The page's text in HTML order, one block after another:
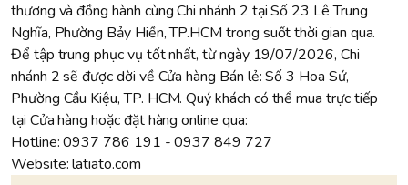
thương và đồng hành cùng Chi nhánh 2 tại Số 23 Lê Trung
Nghĩa, Phường Bảy Hiền, TP.HCM trong suốt thời gian qua.
Để tập trung phục vụ tốt nhất, từ ngày 19/07/2026, Chi
nhánh 2 sẽ được dời về Cửa hàng Bán lẻ: Số 3 Hoa Sứ,
Phường Cầu Kiệu, TP. HCM. Quý khách có thể mua trực tiếp
tại Cửa hàng hoặc đặt hàng online qua:
Hotline: 0937 786 191 - 0937 849 727
Website:latiato.com